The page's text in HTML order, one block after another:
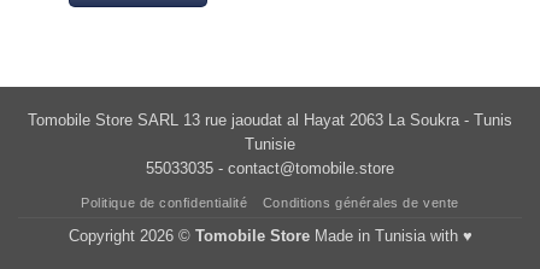
Tomobile Store SARL 13 rue jaoudat al Hayat 2063 La Soukra - Tunis
Tunisie
55033035 - contact@tomobile.store
Politique de confidentialité Conditions générales de vente
Copyright 2026 © Tomobile StoreMade in Tunisia with ♥